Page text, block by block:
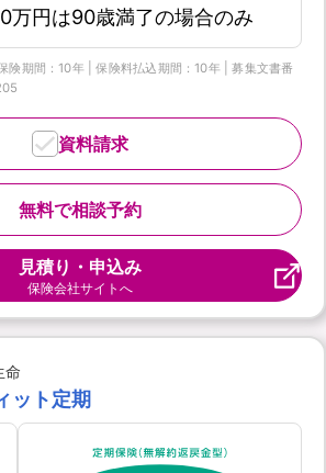
万円は90歳満了の場合のみ
険期間：10年 | 保険料払込期間：10年 | 募集文書番
無料で相談予約
資料請求
見積り・申込み
保険会社サイトへ
命
ット定期